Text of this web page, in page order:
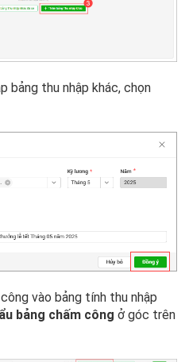
bảng thu nhập khác, chọn
vào bảng tính thu nhập
bảng chấm công ở góc trên